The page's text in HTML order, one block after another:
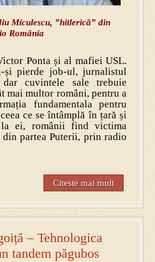
Miculescu, ”hitlerică” din
România
Ponta și al mafiei USL.
și pierde job-ul, jurnalistul
dar cuvintele sale trebuie
mai multor români, pentru a
fundamentala pentru
ce se întâmplă în țară și
ei, românii find victima
partea Puterii, prin radio
Citeste mai mult
– Tehnologica
tandem păgubos